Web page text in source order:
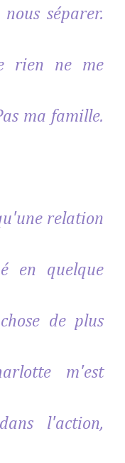
séparer.
rien ne me
ma famille.
relation
en quelque
de plus
m'est
l'action,